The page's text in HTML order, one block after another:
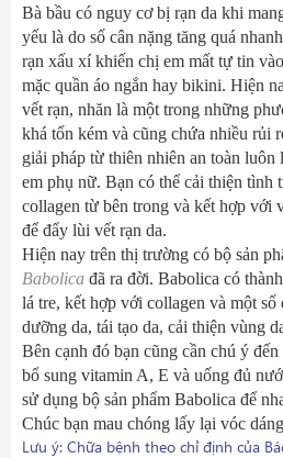
Bà bầu có nguy cơ bị rạn da khi
yếu là do số cân nặng tăng quá
rạn xấu xí khiến chị em mất tự tin
mặc quần áo ngắn hay bikini. Hiện
vết rạn, nhăn là một trong những
khá tốn kém và cũng chứa nhiều rủi
giải pháp từ thiên nhiên an toàn luôn
em phụ nữ. Bạn có thể cải thiện tình
collagen từ bên trong và kết hợp với
để đẩy lùi vết rạn da.
Hiện nay trên thị trường có bộ sản
Babolica đã ra đời. Babolica có
lá tre, kết hợp với collagen và một
dưỡng da, tái tạo da, cải thiện vùng
Bên cạnh đó bạn cũng cần chú ý
bổ sung vitamin A, E và uống đủ
sử dụng bộ sản phẩm Babolica để
Chúc bạn mau chóng lấy lại vóc
Lưu ý: Chữa bệnh theo chỉ định của